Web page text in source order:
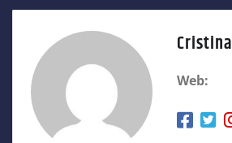
Web: